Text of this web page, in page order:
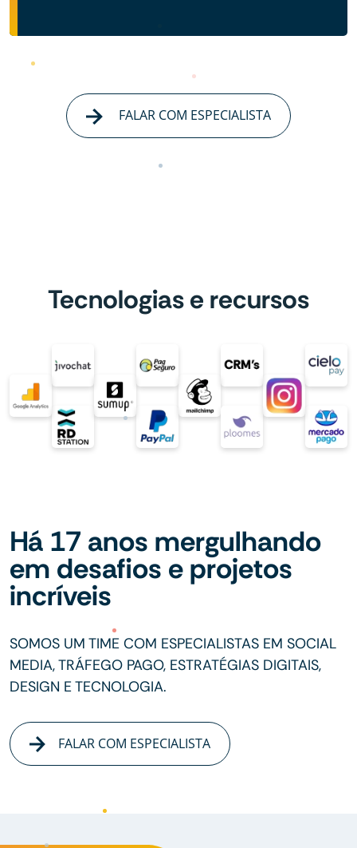
FALAR COM ESPECIALISTA
Tecnologias e recursos
Há 17 anos mergulhando
em desafios e projetos
incríveis
SOMOS UM TIME COM ESPECIALISTAS EM SOCIAL
MEDIA, TRÁFEGO PAGO, ESTRATÉGIAS DIGITAIS,
DESIGN E TECNOLOGIA.
FALAR COM ESPECIALISTA